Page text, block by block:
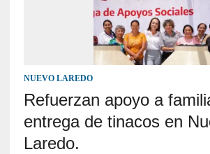
NUEVO LAREDO
Refuerzan apoyo a
entrega de tinacos en
Laredo.